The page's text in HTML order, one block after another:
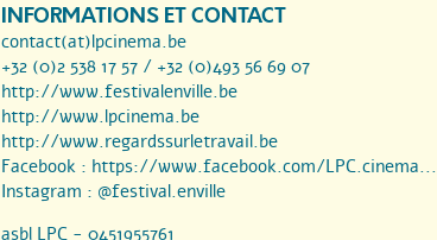
INFORMATIONS ET CONTACT
contact(at)lpcinema.be
+32 (0)2 538 17 57 / +32 (0)493 56 69 07
http://www.festivalenville.be
http://www.lpcinema.be
http://www.regardssurletravail.be
Facebook : https://www.facebook.com/LPC.cinema...
Instagram : @festival.enville
asbl LPC - 0451955761